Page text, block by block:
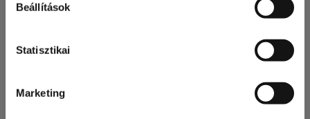
Beállítások
Statisztikai
Marketing